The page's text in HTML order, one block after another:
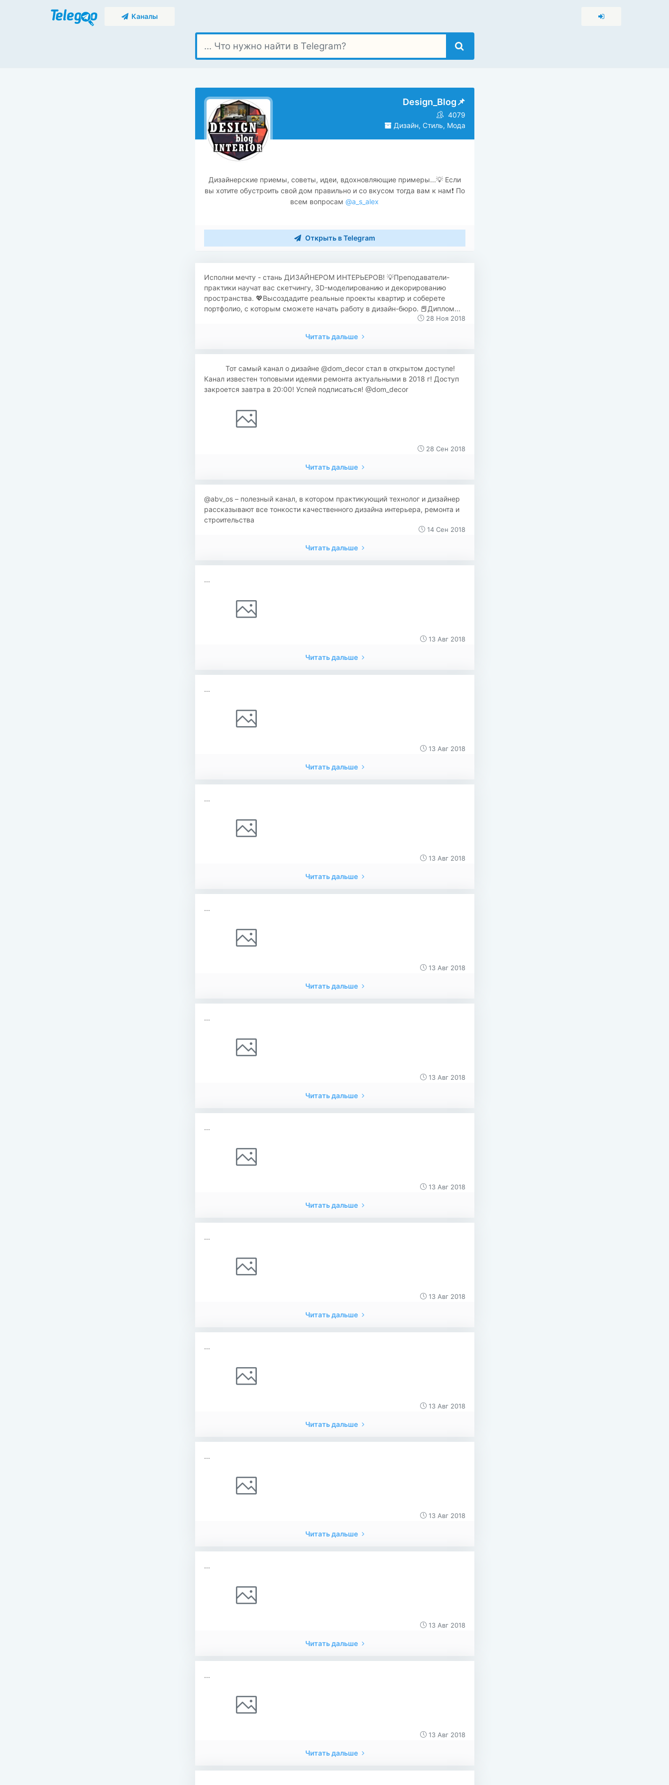
Каналы
Design_Blog📌
4079
Дизайн, Стиль, Мода
Дизайнерские приемы, советы, идеи, вдохновляющие примеры...💡 Если
вы хотите обустроить свой дом правильно и со вкусом тогда вам к нам❗️ По
всем вопросам @a_s_alex
Открыть в Telegram
​Исполни мечту - стань ДИЗАЙНЕРОМ ИНТЕРЬЕРОВ! 💡Преподаватели-
практики научат вас скетчингу, 3D-моделированию и декорированию
пространства. 💖Высоздадите реальные проекты квартир и соберете
портфолио, с которым сможете начать работу в дизайн-бюро. 📕Диплом...
28 Ноя 2018
Читать дальше
ᅠᅠᅠ Тот самый канал о дизайне @dom_decor стал в открытом доступе!
Канал известен топовыми идеями ремонта актуальными в 2018 г! Доступ
закроется завтра в 20:00! Успей подписаться! @dom_decor ᅠᅠᅠ ᅠᅠᅠ
28 Сен 2018
Читать дальше
​@abv_os – полезный канал, в котором практикующий технолог и дизайнер
рассказывают все тонкости качественного дизайна интерьера, ремонта и
строительства
14 Сен 2018
Читать дальше
...
13 Авг 2018
Читать дальше
...
13 Авг 2018
Читать дальше
...
13 Авг 2018
Читать дальше
...
13 Авг 2018
Читать дальше
...
13 Авг 2018
Читать дальше
...
13 Авг 2018
Читать дальше
...
13 Авг 2018
Читать дальше
...
13 Авг 2018
Читать дальше
...
13 Авг 2018
Читать дальше
...
13 Авг 2018
Читать дальше
...
13 Авг 2018
Читать дальше